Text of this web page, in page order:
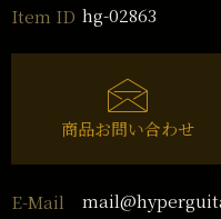
Item ID hg-02863
商品お問い合わせ
E-Mail